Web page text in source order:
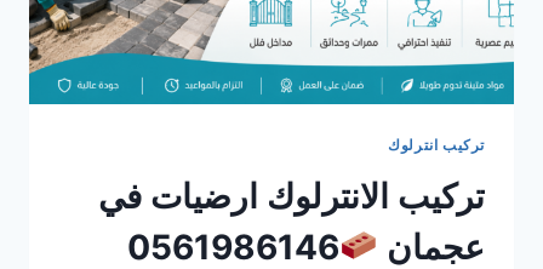
تركيب انترلوك
تركيب الانترلوك ارضيات في
عجمان
0561986146